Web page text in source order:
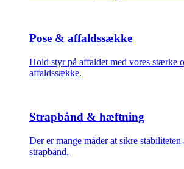
Pose & affaldssække
Hold styr på affaldet med vores stærke
affaldssække.
Strapbånd & hæftning
Der er mange måder at sikre
strapbånd.